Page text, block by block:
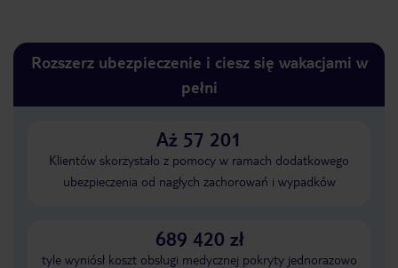
Rozszerz ubezpieczenie i ciesz się wakacjami w
pełni
Aż 57 201
Klientów skorzystało z pomocy w ramach dodatkowego
ubezpieczenia od nagłych zachorowań i wypadków
689 420 zł
tyle wyniósł koszt obsługi medycznej pokryty jednorazowo